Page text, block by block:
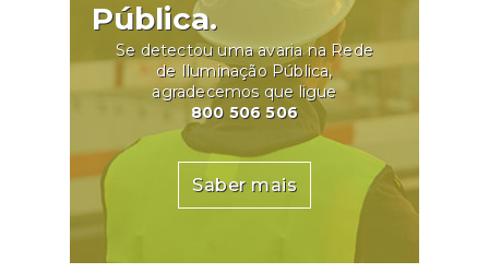
Pública.
Se detectou uma avaria na Rede
de Iluminação Pública,
agradecemos que ligue
800 506 506
Saber mais